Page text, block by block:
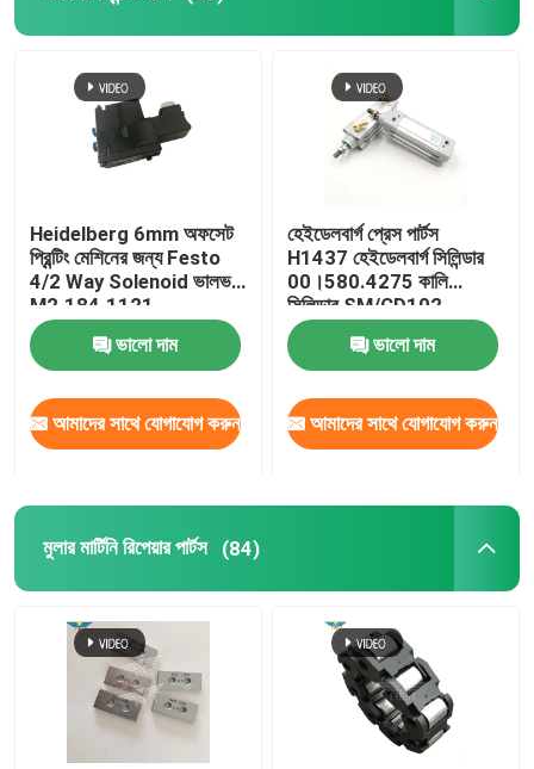
Heidelberg 6mm অফসেট
প্রিন্টিং মেশিনের জন্য Festo
4/2 Way Solenoid ভালভ
M2.184.1121
ভালো দাম
আমাদের সাথে যোগাযোগ করুন
হেইডেলবার্গ প্রেস পার্টস
H1437 হেইডেলবার্গ সিলিন্ডার
00।580.4275 কালি
সিলিন্ডার SM/CD102
SM74/52 অফসেট প্রিন্টিং
ভালো দাম
আমাদের সাথে যোগাযোগ করুন
মুলার মার্টিনি রিপেয়ার পার্টস (84)